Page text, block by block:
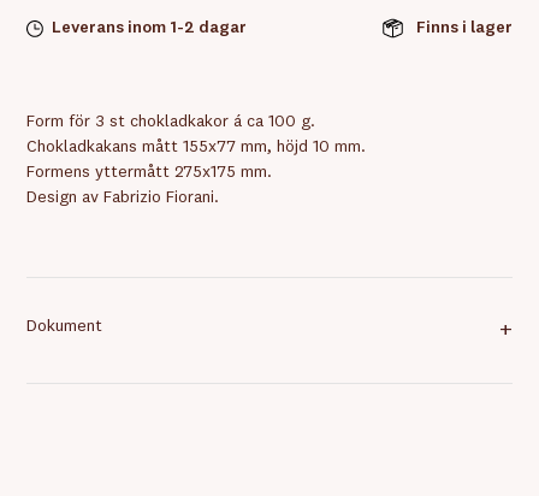
Leverans inom 1-2 dagar Finns i lager
Form för 3 st chokladkakor á ca 100 g.
Chokladkakans mått 155x77 mm, höjd 10 mm.
Formens yttermått 275x175 mm.
Design av Fabrizio Fiorani.
Dokument +